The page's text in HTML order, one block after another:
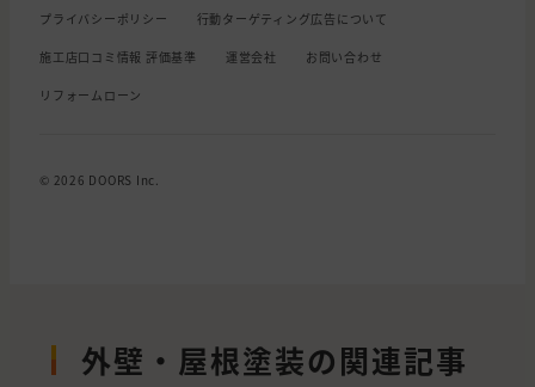
プライバシーポリシー 行動ターゲティング広告について
施工店口コミ情報 評価基準 運営会社 お問い合わせ
リフォームローン
© 2026 DOORS Inc.
外壁・屋根塗装の関連記事